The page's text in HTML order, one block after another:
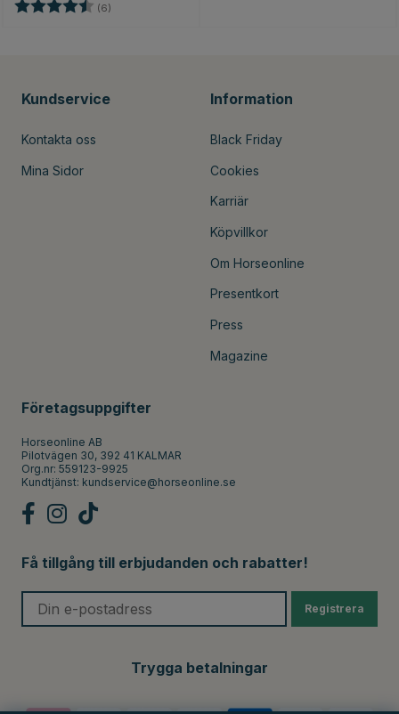
Betyg: (6)
Kundservice
Kontakta oss
Mina Sidor
Information
Black Friday
Cookies
Karriär
Köpvillkor
Om Horseonline
Presentkort
Press
Magazine
Företagsuppgifter
Horseonline AB
Pilotvägen 30, 392 41 KALMAR
Org.nr: 559123-9925
Kundtjänst: kundservice@horseonline.se
Få tillgång till erbjudanden och rabatter!
Registrera
Trygga betalningar